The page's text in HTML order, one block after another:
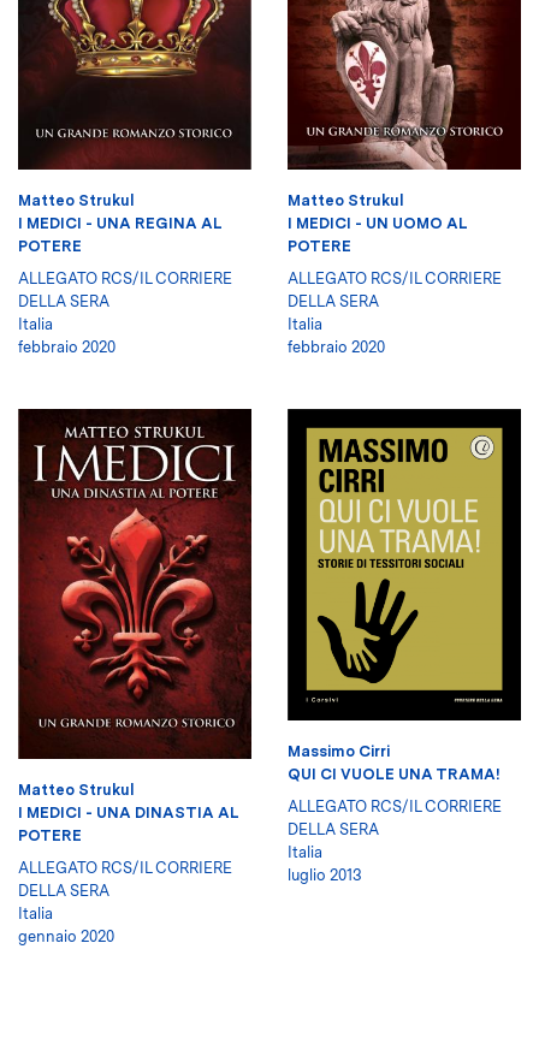
Matteo Strukul
I MEDICI - UNA REGINA AL
POTERE
ALLEGATO RCS/IL CORRIERE
DELLA SERA
Italia
febbraio 2020
Matteo Strukul
I MEDICI - UN UOMO AL
POTERE
ALLEGATO RCS/IL CORRIERE
DELLA SERA
Italia
febbraio 2020
Matteo Strukul
I MEDICI - UNA DINASTIA AL
POTERE
ALLEGATO RCS/IL CORRIERE
DELLA SERA
Italia
gennaio 2020
Massimo Cirri
QUI CI VUOLE UNA TRAMA!
ALLEGATO RCS/IL CORRIERE
DELLA SERA
Italia
luglio 2013